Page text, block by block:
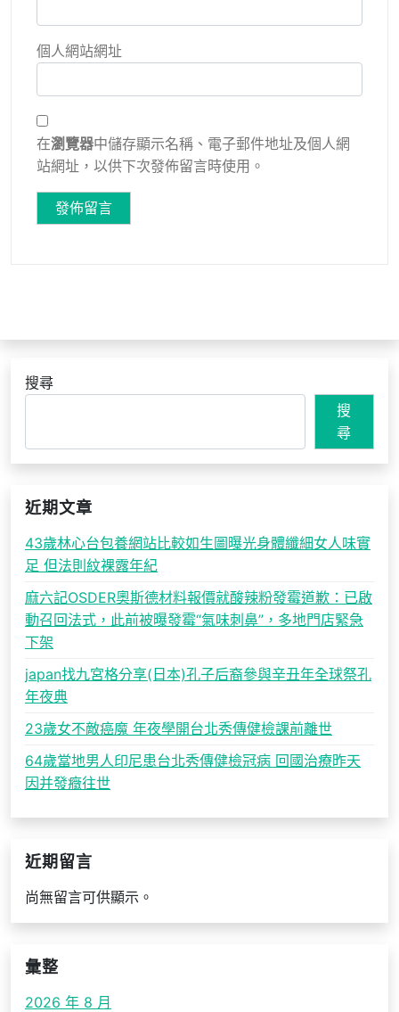
個人網站網址
在瀏覽器中儲存顯示名稱、電子郵件地址及個人網
站網址，以供下次發佈留言時使用。
搜尋
搜
尋
近期文章
43歲林心台包養網站比較如生圖曝光身體纖細女人味實
足 但法則紋裸露年紀
麻六記OSDER奧斯德材料報價就酸辣粉發霉道歉：已啟
動召回法式，此前被曝發霉“氣味刺鼻”，多地門店緊急
下架
japan找九宮格分享(日本)孔子后裔參與辛丑年全球祭孔
年夜典
23歲女不敵癌魔 年夜學開台北秀傳健檢課前離世
64歲當地男人印尼患台北秀傳健檢冠病 回國治療昨天
因并發癥往世
近期留言
尚無留言可供顯示。
彙整
2026 年 8 月